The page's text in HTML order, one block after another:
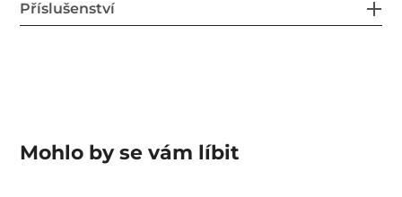
Příslušenství
Mohlo by se vám líbit